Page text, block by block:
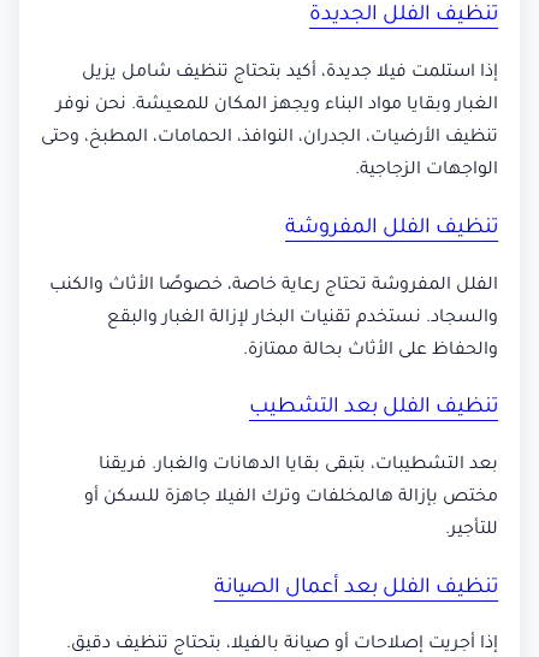
تنظيف الفلل الجديدة
إذا استلمت فيلا جديدة، أكيد بتحتاج تنظيف شامل يزيل
الغبار وبقايا مواد البناء ويجهز المكان للمعيشة. نحن نوفر
تنظيف الأرضيات، الجدران، النوافذ، الحمامات، المطبخ، وحتى
الواجهات الزجاجية.
تنظيف الفلل المفروشة
الفلل المفروشة تحتاج رعاية خاصة، خصوصًا الأثاث والكنب
والسجاد. نستخدم تقنيات البخار لإزالة الغبار والبقع
والحفاظ على الأثاث بحالة ممتازة.
تنظيف الفلل بعد التشطيب
بعد التشطيبات، بتبقى بقايا الدهانات والغبار. فريقنا
مختص بإزالة هالمخلفات وترك الفيلا جاهزة للسكن أو
للتأجير.
تنظيف الفلل بعد أعمال الصيانة
إذا أجريت إصلاحات أو صيانة بالفيلا، بتحتاج تنظيف دقيق.